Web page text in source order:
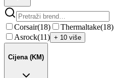
Corsair(18) Thermaltake(18)
Asrock(11) + 10 više
Cijena (KM)